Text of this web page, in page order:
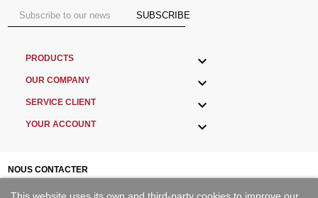
SUBSCRIBE
PRODUCTS 
OUR COMPANY 
SERVICE CLIENT 
YOUR ACCOUNT 
NOUS CONTACTER